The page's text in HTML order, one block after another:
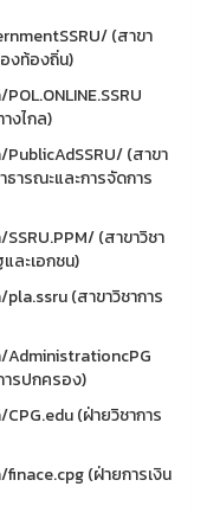
(สาขา
งท้องถิ่น)
งไกล)
(สาขา
ารณะและการจัดการ
(สาขาวิชา
ละเอกชน)
(สาขาวิชาการ
ารปกครอง)
(ฝ่ายวิชาการ
(ฝ่ายการเงิน